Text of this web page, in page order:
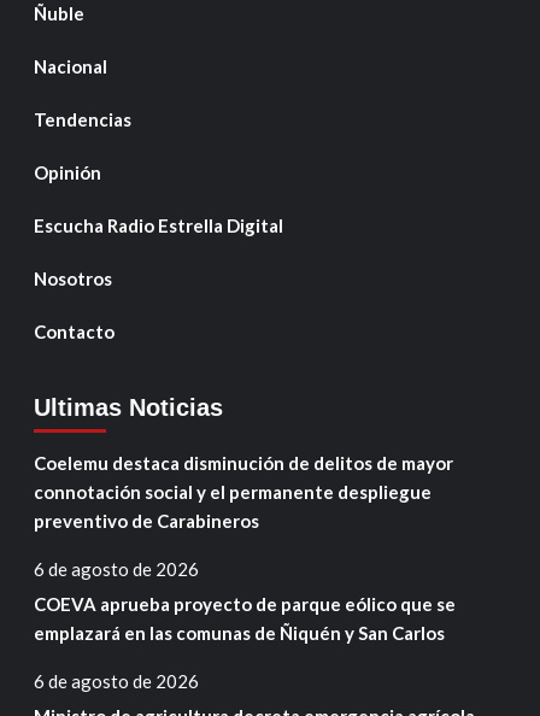
Ñuble
Nacional
Tendencias
Opinión
Escucha Radio Estrella Digital
Nosotros
Contacto
Ultimas Noticias
Coelemu destaca disminución de delitos de mayor
connotación social y el permanente despliegue
preventivo de Carabineros
6 de agosto de 2026
COEVA aprueba proyecto de parque eólico que se
emplazará en las comunas de Ñiquén y San Carlos
6 de agosto de 2026